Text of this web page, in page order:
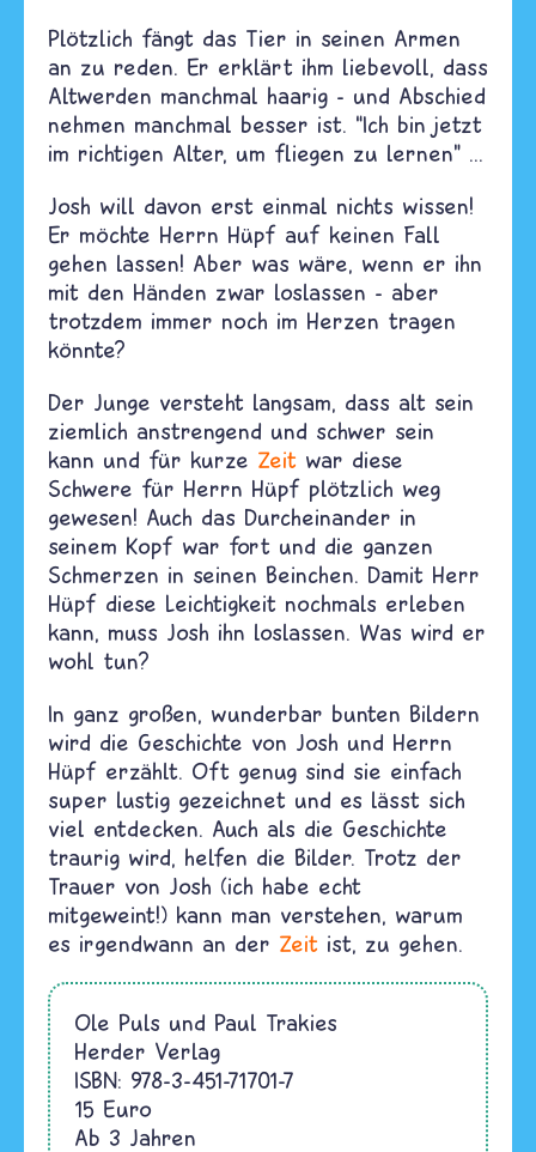
Plötzlich fängt das Tier in seinen Armen
an zu reden. Er erklärt ihm liebevoll, dass
Altwerden manchmal haarig - und Abschied
nehmen manchmal besser ist. “Ich bin jetzt
im richtigen Alter, um fliegen zu lernen” ...
Josh will davon erst einmal nichts wissen!
Er möchte Herrn Hüpf auf keinen Fall
gehen lassen! Aber was wäre, wenn er ihn
mit den Händen zwar loslassen - aber
trotzdem immer noch im Herzen tragen
könnte?
Der Junge versteht langsam, dass alt sein
ziemlich anstrengend und schwer sein
kann und für kurze Zeit war diese
Schwere für Herrn Hüpf plötzlich weg
gewesen! Auch das Durcheinander in
seinem Kopf war fort und die ganzen
Schmerzen in seinen Beinchen. Damit Herr
Hüpf diese Leichtigkeit nochmals erleben
kann, muss Josh ihn loslassen. Was wird er
wohl tun?
In ganz großen, wunderbar bunten Bildern
wird die Geschichte von Josh und Herrn
Hüpf erzählt. Oft genug sind sie einfach
super lustig gezeichnet und es lässt sich
viel entdecken. Auch als die Geschichte
traurig wird, helfen die Bilder. Trotz der
Trauer von Josh (ich habe echt
mitgeweint!) kann man verstehen, warum
es irgendwann an der Zeit ist, zu gehen.
Ole Puls und Paul Trakies
Herder Verlag
ISBN: 978-3-451-71701-7
15 Euro
Ab 3 Jahren